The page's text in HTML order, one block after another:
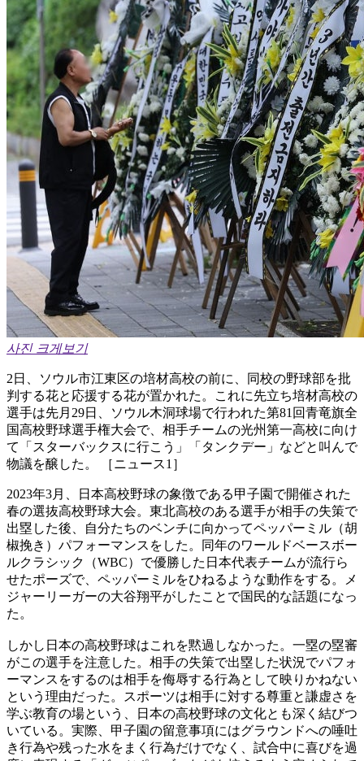
사진 크게보기
2日、ソウル市江東区の培材高校の前に、同校の野球部を批
判する花と応援する花が置かれた。これに先立ち培材高校の
選手は先月29日、ソウル木洞球場で行われた第81回青竜旗全
国高校野球選手権大会で、相手チームの光州第一高校に向け
て「スターバックスに行こう」「タンクデー」などと叫んで
物議を醸した。 ［ニュース1］
2023年3月、日本高校野球の象徴である甲子園で開催された
春の選抜高校野球大会。東北高校のある選手が相手の失策で
出塁した後、自分たちのベンチに向かってペッパーミル（胡
椒挽き）パフォーマンスをした。同年のワールドベースボー
ルクラシック（WBC）で優勝した日本代表チームが流行ら
せたポーズで、ペッパーミルをひねるような動作をする。メ
ジャーリーガーの大谷翔平がしたことで国民的な話題になっ
た。
しかし日本の高校野球はこれを黙過しなかった。一塁の塁審
がこの選手を注意した。相手の失策で出塁した状況でパフォ
ーマンスをするのは相手を侮辱する行為として映りかねない
という理由だった。スポーツは相手に対する尊重と謙虚さを
学ぶ教育の場という、日本の高校野球の文化とも深く結びつ
いている。実際、甲子園の留意事項にはグラウンドへの唾吐
き行為や残った水をまく行為だけでなく、試合中に喜びを過